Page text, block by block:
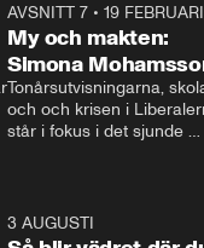
AVSNITT 7• 19 FEBRUARI
My och makten:
Simona
Tonårsutvisningarna,
och och krisen i
står i fokus i det sjunde
kommentator My
Rohwedder ställer
3 AUGUSTI